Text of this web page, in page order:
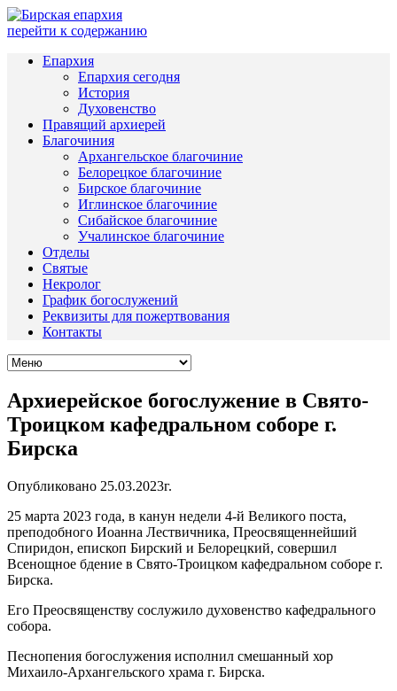
перейти к содержанию
Епархия
Епархия сегодня
История
Духовенство
Правящий архиерей
Благочиния
Архангельское благочиние
Белорецкое благочиние
Бирское благочиние
Иглинское благочиние
Сибайское благочиние
Учалинское благочиние
Отделы
Святые
Некролог
График богослужений
Реквизиты для пожертвования
Контакты
Архиерейское богослужение в Свято-
Троицком кафедральном соборе г.
Бирска
Опубликовано 25.03.2023г.
25 марта 2023 года, в канун недели 4-й Великого поста,
преподобного Иоанна Лествичника, Преосвященнейший
Спиридон, епископ Бирский и Белорецкий, совершил
Всенощное бдение в Свято-Троицком кафедральном соборе г.
Бирска.
Его Преосвященству сослужило духовенство кафедрального
собора.
Песнопения богослужения исполнил смешанный хор
Михаило-Архангельского храма г. Бирска.